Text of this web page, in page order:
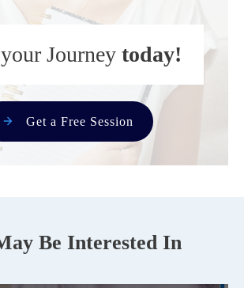
Journey today!
Get a Free Session
Be Interested In